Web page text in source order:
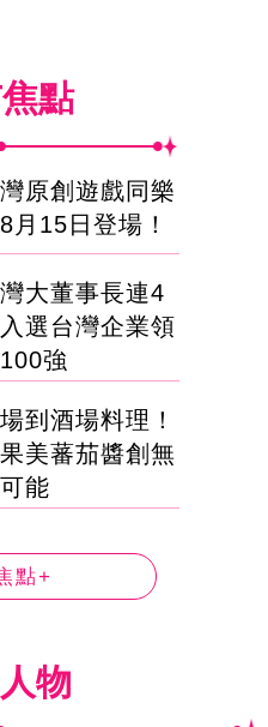
點
原創遊戲同樂
月15日登場！
大董事長連4
選台灣企業領
強
到酒場料理！
美蕃茄醬創無
能
點+
物